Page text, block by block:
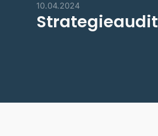
10.04.2024
Strategieaudit